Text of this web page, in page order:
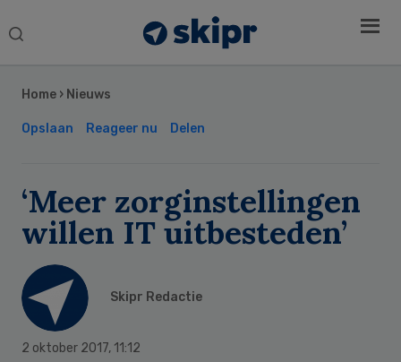
Search
Home › Nieuws
Opslaan Reageer nu Delen
‘Meer zorginstellingen
willen IT uitbesteden’
Skipr Redactie
2 oktober 2017, 11:12
Sidebar